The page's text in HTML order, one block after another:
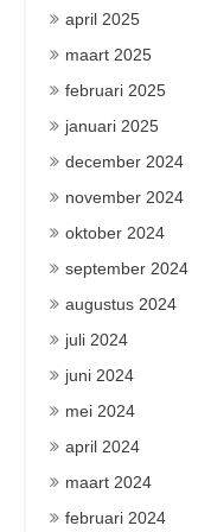
april 2025
maart 2025
februari 2025
januari 2025
december 2024
november 2024
oktober 2024
september 2024
augustus 2024
juli 2024
juni 2024
mei 2024
april 2024
maart 2024
februari 2024